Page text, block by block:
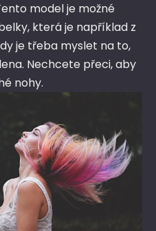
model je možné
která je například z
je třeba myslet na to,
Nechcete přeci, aby
nohy.